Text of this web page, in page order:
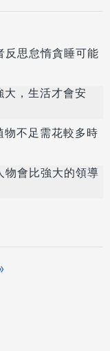
反思怠惰貪睡可能
，生活才會安
不足需花較多時
物會比強大的領導